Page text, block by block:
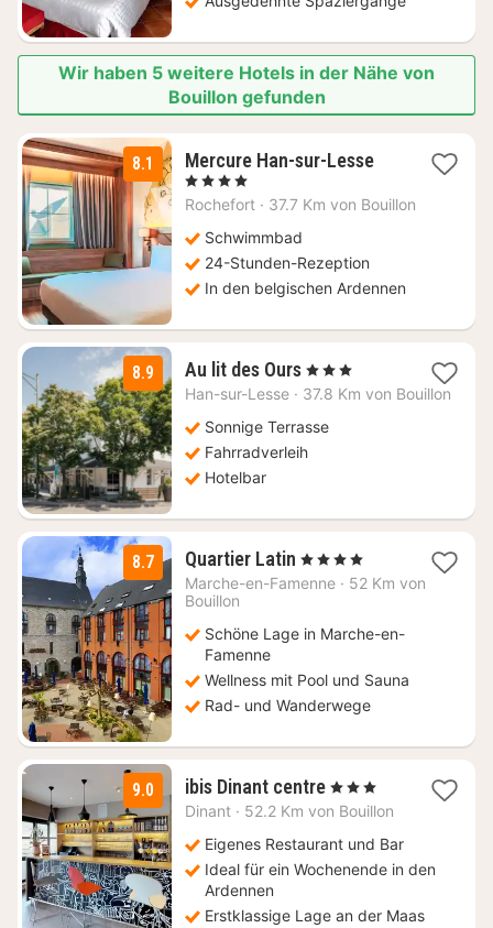
Wir haben 5 weitere Hotels in der Nähe von
Bouillon gefunden
8.1 Mercure Han-sur-Lesse1
ab
, 4 Sterne
Rochefort · 37.7 Km von Bouillon
Schwimmbad
24-Stunden-Rezeption
In den belgischen Ardennen
8.9 Au lit des Ours1
Nacht
82,50
€
, 3 Sterne
Han-sur-Lesse · 37.8 Km von Bouillon
Sonnige Terrasse
Fahrradverleih
Hotelbar
8.7 Quartier Latin 3
Nächte
€
, 4 Sterne
Marche-en-Famenne · 52 Km von
Bouillon
Schöne Lage in Marche-en-
Famenne
Wellness mit Pool und Sauna
Rad- und Wanderwege
9.0 ibis Dinant centre1
Nacht
119
€
, 3 Sterne
Dinant · 52.2 Km von Bouillon
Eigenes Restaurant und Bar
Ideal für ein Wochenende in den
Ardennen
Erstklassige Lage an der Maas